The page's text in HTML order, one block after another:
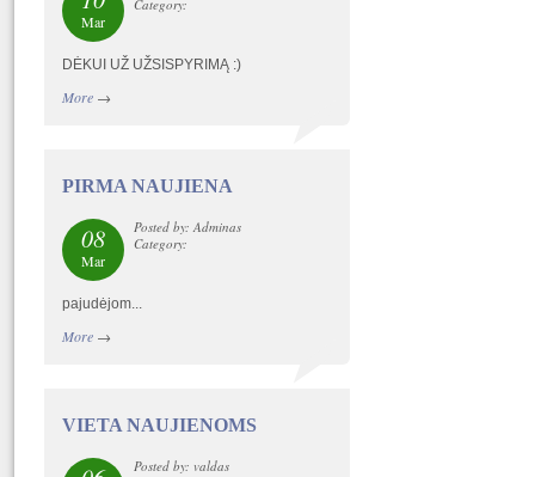
Mar
Category:
DĖKUI UŽ UŽSISPYRIMĄ :)
More→
PIRMA NAUJIENA
08
Mar
Posted by: Adminas
Category:
pajudėjom...
More→
VIETA NAUJIENOMS
Posted by: valdas